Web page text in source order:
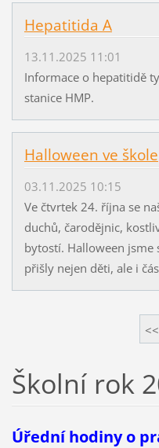
Hepatitida A
13.11.2025 11:01
Informace o hepatitidě
stanice HMP.
Halloween ve škole
03.11.2025 10:15
Ve čtvrtek 24. října se
duchů, čarodějnic,
bytostí. Halloween jsme
přišly nejen děti, ale i
<<
Školní rok
Úřední hodiny o